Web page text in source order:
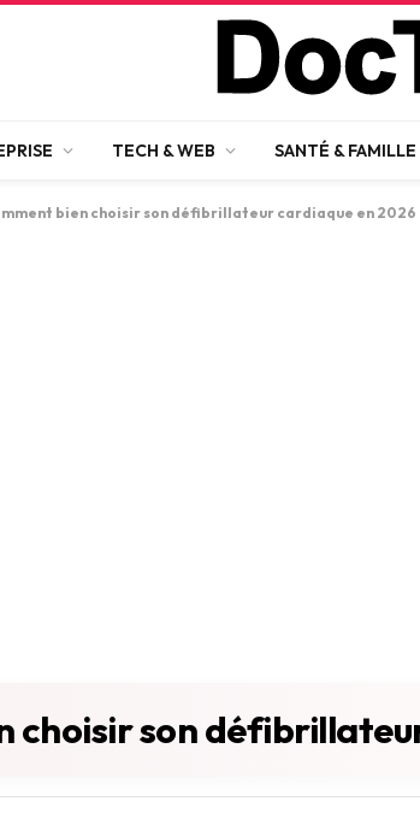
TECH & WEB SANTÉ & FAMILLE
bien choisir son défibrillateur cardiaque en 2026
choisir son